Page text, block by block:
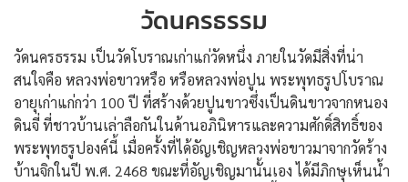
วัดนครธรรม
วัดนครธรรม เป็นวัดโบราณเก่าแก่วัดหนึ่ง ภายในวัดมีสิ่งที่น่า
สนใจคือ หลวงพ่อขาวหรือ หรือหลวงพ่อปูน พระพุทธรูปโบราณ
อายุเก่าแก่กว่า 100 ปี ที่สร้างด้วยปูนขาวซึ่งเป็นดินขาวจากหนอง
ดินจี่ ที่ชาวบ้านเล่าลือกันในด้านอภินิหารและความศักดิ์สิทธิ์ของ
พระพุทธรูปองค์นี้ เมื่อครั้งที่ได้อัญเชิญหลวงพ่อขาวมาจากวัดร้าง
บ้านจิกในปี พ.ศ. 2468 ขณะที่อัญเชิญมานั้นเอง ได้มีภิกษุเห็นน้ำ